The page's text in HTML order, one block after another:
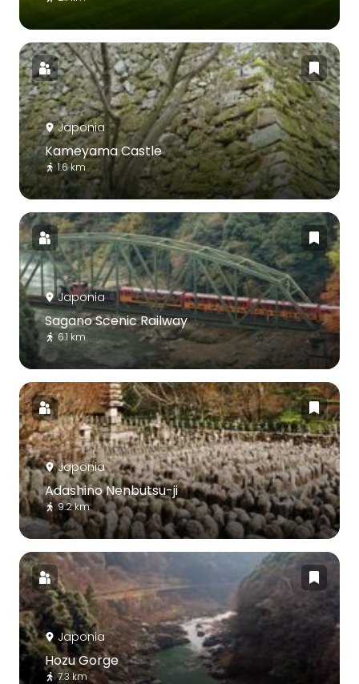
Japonia
Kameyama Castle
1.6 km
Japonia
Sagano Scenic Railway
6.1 km
Japonia
Adashino Nenbutsu-ji
9.2 km
Japonia
Hozu Gorge
7.3 km